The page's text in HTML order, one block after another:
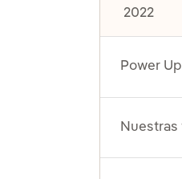
2022
Power Up
Nuestras